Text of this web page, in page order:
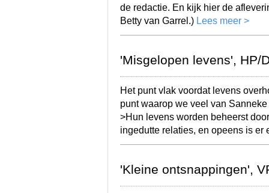
de redactie. En kijk hier de
Betty van Garrel.) Lees meer >
'Misgelopen levens', HP/
Het punt vlak voordat levens
punt waarop we veel van
>Hun levens worden beheerst
ingedutte relaties, en opeens is
'Kleine ontsnappingen',